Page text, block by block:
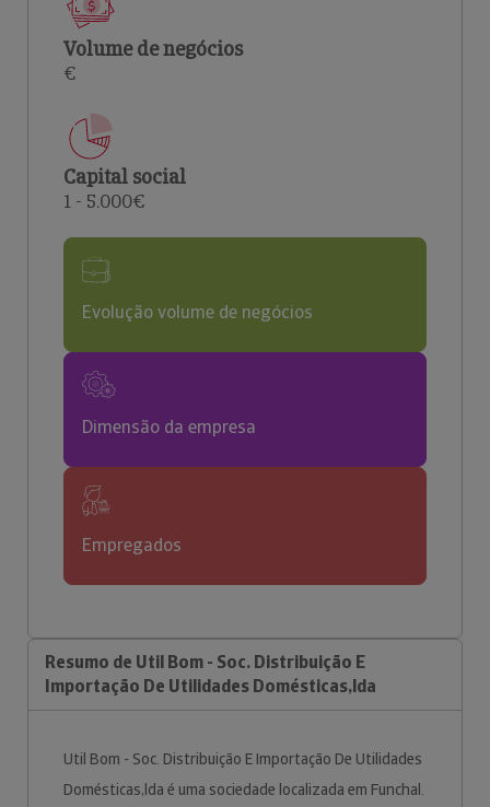
Volume de negócios
€
Capital social
1 - 5.000€
Evolução volume de negócios
Dimensão da empresa
Empregados
Resumo de Util Bom - Soc. Distribuição E
Importação De Utilidades Domésticas,lda
Util Bom - Soc. Distribuição E Importação De Utilidades
Domésticas,lda é uma sociedade localizada em Funchal.